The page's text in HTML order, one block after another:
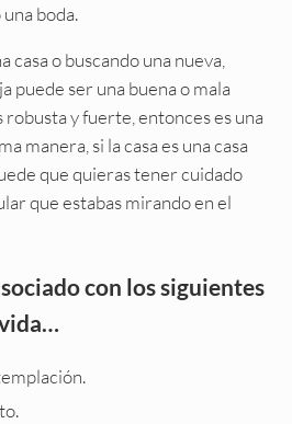
boda.
casa o buscando una nueva,
puede ser una buena o mala
robusta y fuerte, entonces es una
manera, si la casa es una casa
que quieras tener cuidado
que estabas mirando en el
con los siguientes